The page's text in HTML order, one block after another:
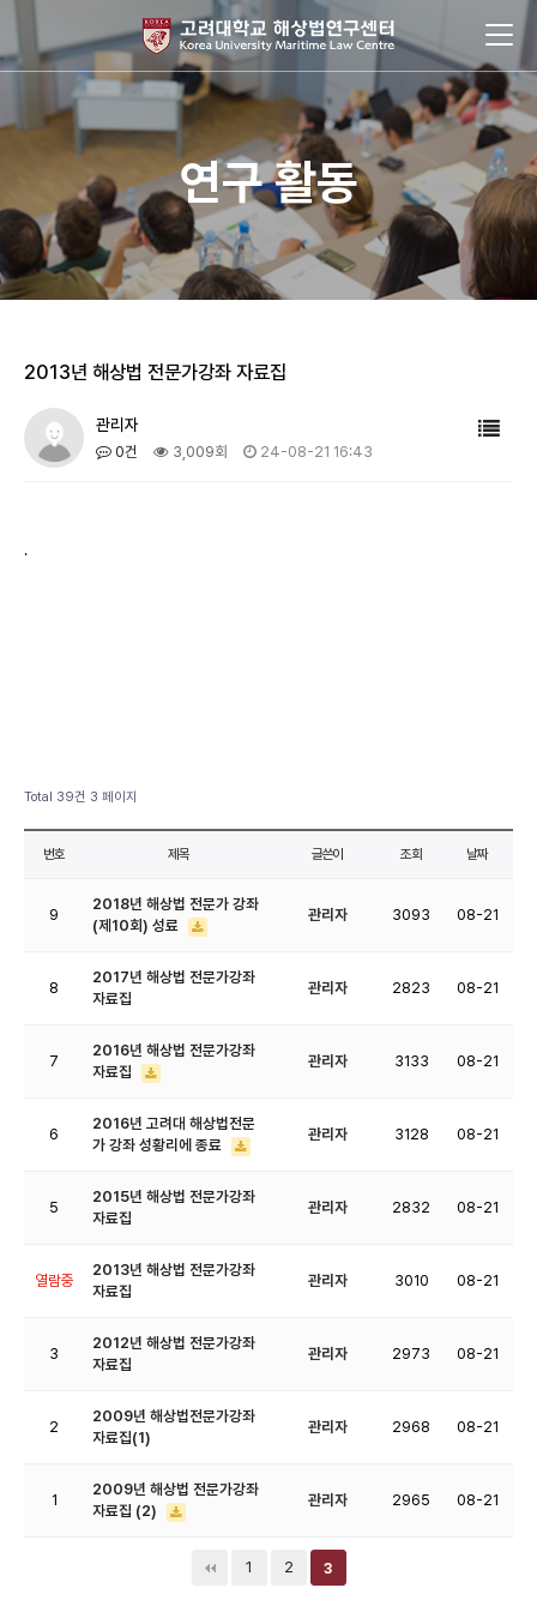
연구 활동
2013년 해상법 전문가강좌 자료집
관리자
0건 3,009회 24-08-21 16:43
.
Total 39건 3 페이지
번호 제목 글쓴이 조회 날짜
9
2018년 해상법 전문가 강좌
(제10회) 성료
관리자 3093 08-21
8
2017년 해상법 전문가강좌
자료집
관리자 2823 08-21
7
2016년 해상법 전문가강좌
자료집
관리자 3133 08-21
6
2016년 고려대 해상법전문
가 강좌 성황리에 종료
관리자 3128 08-21
5
2015년 해상법 전문가강좌
자료집
관리자 2832 08-21
열람중
2013년 해상법 전문가강좌
자료집
관리자 3010 08-21
3
2012년 해상법 전문가강좌
자료집
관리자 2973 08-21
2
2009년 해상법전문가강좌
자료집(1)
관리자 2968 08-21
1
2009년 해상법 전문가강좌
자료집 (2)
관리자 2965 08-21
1 2 3